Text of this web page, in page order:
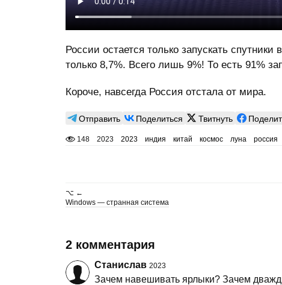
России остается только запускать
только 8,7%. Всего лишь 9%! То есть 91%
Короче, навсегда Россия отстала от мира.
Отправить Поделиться Твитнуть
148 2023 2023 индия китай космос луна россия
⌥ ←
Windows — странная система
2 комментария
Станислав 2023
Зачем навешивать ярлыки? Зачем